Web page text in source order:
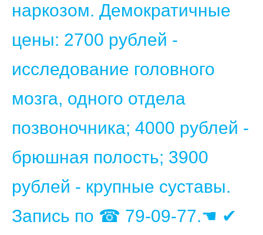
наркозом. Демократичные
цены: 2700 рублей -
исследование головного
мозга, одного отдела
позвоночника; 4000 рублей -
брюшная полость; 3900
рублей - крупные суставы.
Запись по ☎ 79-09-77.☚ ✔